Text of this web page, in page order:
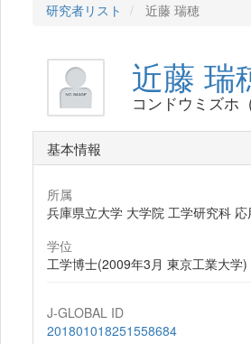
研究者リスト 近藤 瑞穂
近藤 瑞
コンドウミズホ
基本情報
所属
兵庫県立大学 大学院 工学研究科
学位
工学博士(2009年3月 東京工業大学)
J-GLOBAL ID
201801018251558684